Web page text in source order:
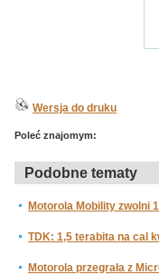
Wersja do druku
Poleć znajomym:
Podobne tematy
Motorola Mobility zwolni
TDK: 1,5 terabita na cal
Motorola przegrała z